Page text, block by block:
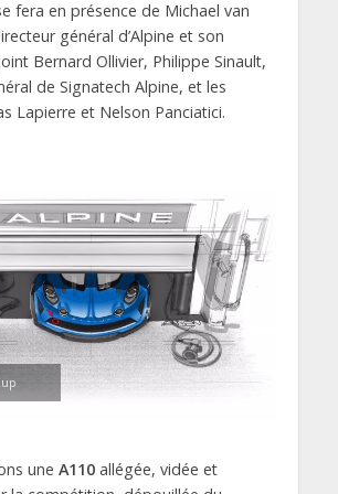
fera en présence de Michael van
général d’Alpine et son
Bernard Ollivier, Philippe Sinault,
de Signatech Alpine, et les
Lapierre et Nelson Panciatici.
une A110allégée, vidée et